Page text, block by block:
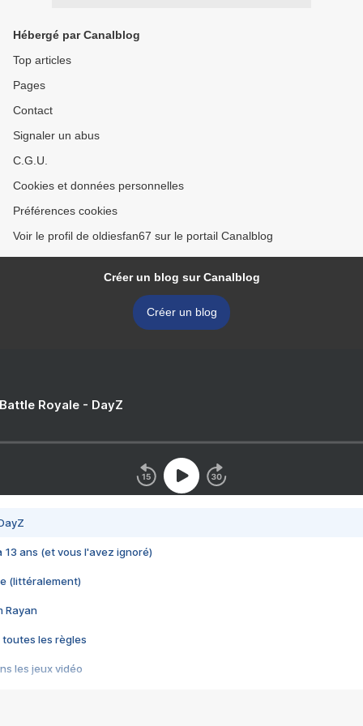
Hébergé par Canalblog
Top articles
Pages
Contact
Signaler un abus
C.G.U.
Cookies et données personnelles
Préférences cookies
Voir le profil de oldiesfan67 sur le portail Canalblog
Créer un blog sur Canalblog
Créer un blog
Royale - DayZ
13 ans (et vous l'avez ignoré)
(littéralement)
Rayan
toutes les règles
les jeux vidéo